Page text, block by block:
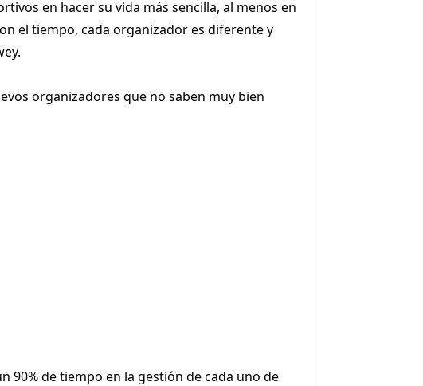
en hacer su vida más sencilla, al menos en
el tiempo, cada organizador es diferente y
organizadores que no saben muy bien
90% de tiempo en la gestión de cada uno de